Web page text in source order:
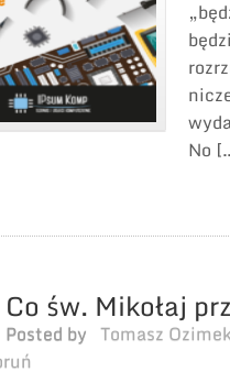
No
Co św. Mikołaj
Posted by Tomasz